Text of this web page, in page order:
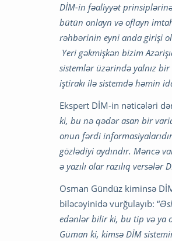
DİM-in fəaliyyət
bütün onlayn və oflayn
rəhbərinin eyni anda girişi
Yeri gəkmişkən bizim
sistemlər üzərində yalnız
iştirakı ilə sistemdə həmin
Ekspert DİM-in nəticələri
ki, bu nə qədər asan bir
onun fərdi
gözlədiyi aydındır. Məncə
ə yazılı olar razılıq versələr
Osman Gündüz kiminsə
biləcəyinidə vurğulayıb: “
edənlər bilir ki, bu tip və ya
Güman ki, kimsə DİM